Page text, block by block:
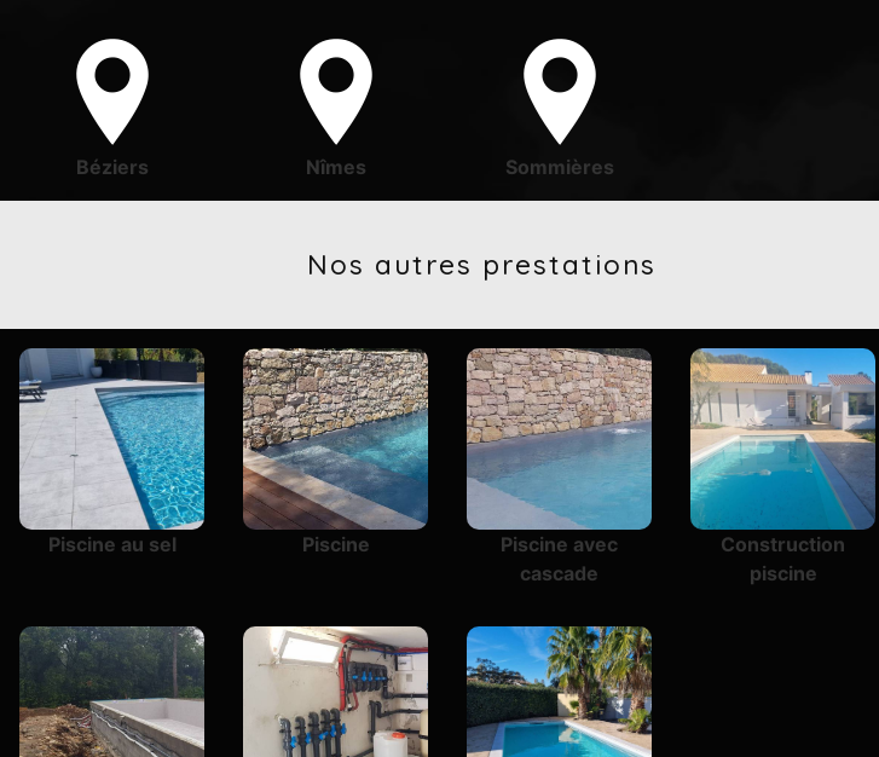
Béziers Nîmes Sommières
Nos autres prestations
Piscine au sel Piscine
Piscine avec
cascade
Construction
piscine